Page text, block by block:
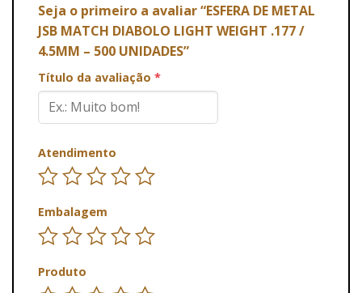
Seja o primeiro a avaliar “ESFERA DE METAL
JSB MATCH DIABOLO LIGHT WEIGHT .177 /
4.5MM – 500 UNIDADES”
Título da avaliação *
Atendimento
Embalagem
Produto